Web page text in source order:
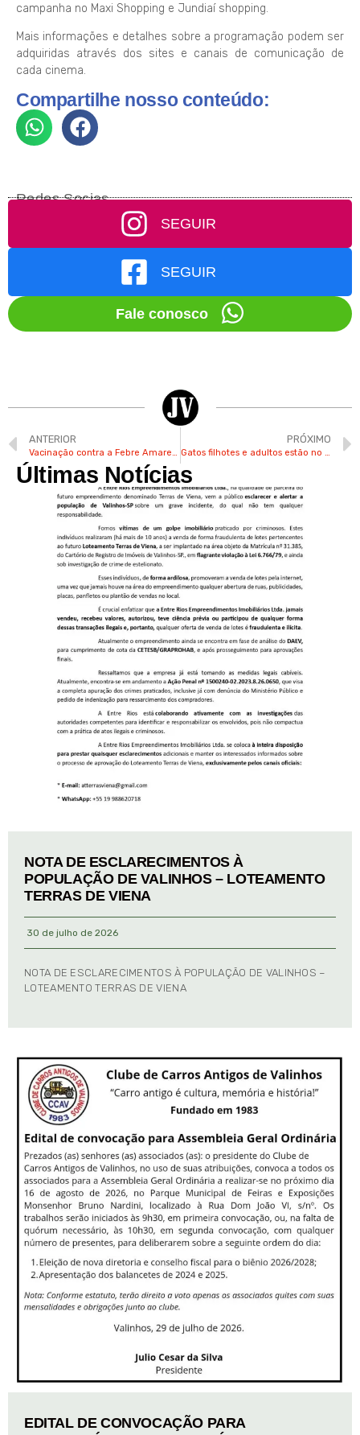
campanha no Maxi Shopping e Jundiaí shopping.
Mais informações e detalhes sobre a programação podem ser
adquiridas através dos sites e canais de comunicação de
cada cinema.
Compartilhe nosso conteúdo:
Redes Socias
SEGUIR
SEGUIR
Fale conosco
ANTERIOR PRÓXIMO
Últimas Notícias
NOTA DE ESCLARECIMENTOS À
POPULAÇÃO DE VALINHOS – LOTEAMENTO
TERRAS DE VIENA
30 de julho de 2026
NOTA DE ESCLARECIMENTOS À POPULAÇÃO DE VALINHOS –
LOTEAMENTO TERRAS DE VIENA
EDITAL DE CONVOCAÇÃO PARA